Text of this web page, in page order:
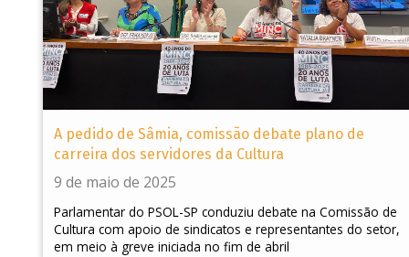
A pedido de Sâmia, comissão debate plano de
carreira dos servidores da Cultura
9 de maio de 2025
Parlamentar do PSOL-SP conduziu debate na Comissão de
Cultura com apoio de sindicatos e representantes do setor,
em meio à greve iniciada no fim de abril